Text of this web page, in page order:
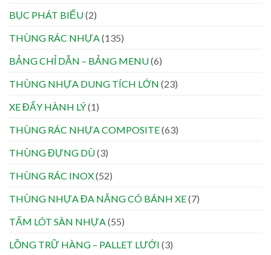
BỤC PHÁT BIỂU(2)
THÙNG RÁC NHỰA(135)
BẢNG CHỈ DẪN – BẢNG MENU(6)
THÙNG NHỰA DUNG TÍCH LỚN (23)
XE ĐẨY HÀNH LÝ(1)
THÙNG RÁC NHỰA COMPOSITE(63)
THÙNG ĐỰNG DÙ(3)
THÙNG RÁC INOX(52)
THÙNG NHỰA ĐA NĂNG CÓ BÁNH XE(7)
TẤM LÓT SÀN NHỰA(55)
LỒNG TRỮ HÀNG – PALLET LƯỚI (3)